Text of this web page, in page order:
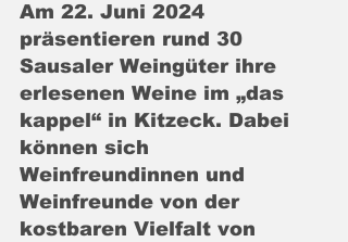
Am 22. Juni 2024
präsentieren rund 30
Sausaler Weingüter ihre
erlesenen Weine im „das
kappel“ in Kitzeck. Dabei
können sich
Weinfreundinnen und
Weinfreunde von der
kostbaren Vielfalt von